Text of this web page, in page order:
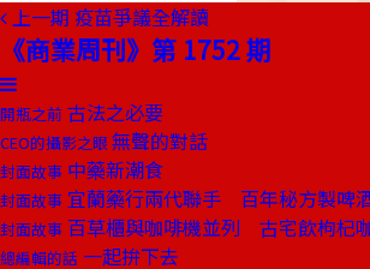
上一期 疫苗爭議全解讀
《商業周刊》第 1752 期
開瓶之前 古法之必要
CEO的攝影之眼 無聲的對話
封面故事 中藥新潮食
封面故事 宜蘭藥行兩代聯手 百年秘方製啤
封面故事 百草櫃與咖啡機並列 古宅飲枸杞
總編輯的話 一起拚下去